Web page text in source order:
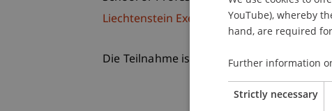
Liechtenstein Executive School
Die Teilnahme ist kostenfrei, um
YouTube), whereby
hand, are required
Further information
Strictly necessary